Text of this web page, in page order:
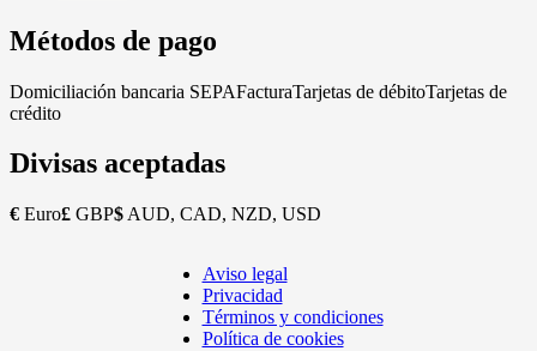
Métodos de pago
Domiciliación bancaria SEPAFacturaTarjetas de débitoTarjetas de
crédito
Divisas aceptadas
€ Euro£ GBP$ AUD, CAD, NZD, USD
Copyright
Footer
Aviso legal
Privacidad
Términos y condiciones
Política de cookies